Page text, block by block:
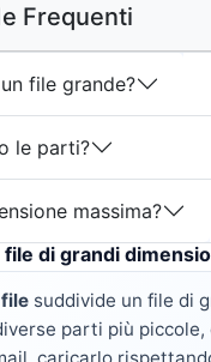
Frequenti
file grande?
le parti?
massima?
di grandi
suddivide un file di
parti più piccole,